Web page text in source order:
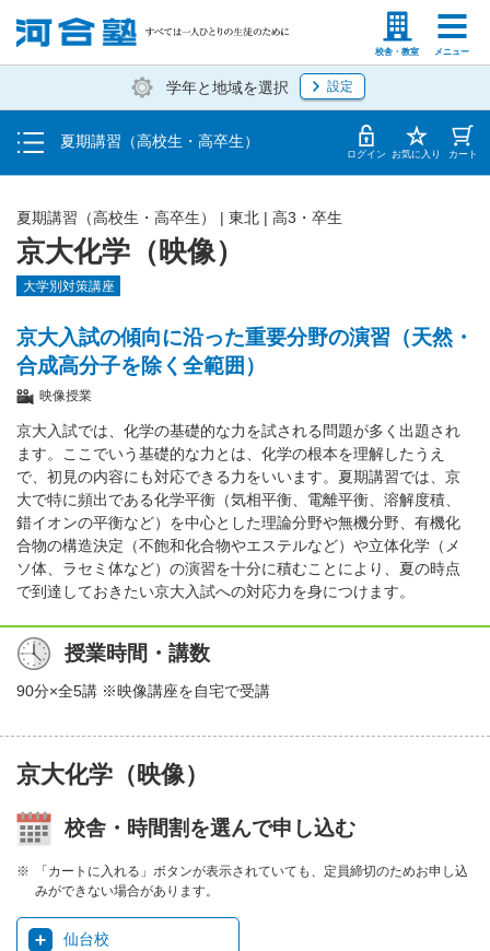
校舎・教室 メニュー
塾生の方 高等学校の先生
学年と地域を選択 設定
夏期講習（高校生・高卒生）
受講料・お申し込み方法
受講開始までの流れ
校舎・教室一覧 ログイン お気に入り カート
京大化学（映像）
夏期講習（高校生・高卒生） | 東北 | 高3・卒生
大学別対策講座
京大入試の傾向に沿った重要分野の演習（天然・
合成高分子を除く全範囲）
映像授業
京大入試では、化学の基礎的な力を試される問題が多く出題され
ます。ここでいう基礎的な力とは、化学の根本を理解したうえ
で、初見の内容にも対応できる力をいいます。夏期講習では、京
大で特に頻出である化学平衡（気相平衡、電離平衡、溶解度積、
錯イオンの平衡など）を中心とした理論分野や無機分野、有機化
合物の構造決定（不飽和化合物やエステルなど）や立体化学（メ
ソ体、ラセミ体など）の演習を十分に積むことにより、夏の時点
で到達しておきたい京大入試への対応力を身につけます。
授業時間・講数
90分×全5講 ※映像講座を自宅で受講
京大化学（映像）
校舎・時間割を選んで申し込む
「カートに入れる」ボタンが表示されていても、定員締切のためお申し込
みができない場合があります。
仙台校